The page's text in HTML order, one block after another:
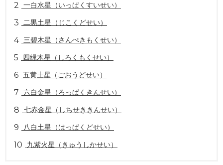
2 一白水星（いっぱくすいせい）
3 二黒土星（じこくどせい）
4 三碧木星（さんぺきもくせい）
5 四緑木星（しろくもくせい）
6 五黄土星（ごおうどせい）
7 六白金星（ろっぱくきんせい）
8 七赤金星（しちせききんせい）
9 八白土星（はっぱくどせい）
10 九紫火星（きゅうしかせい）